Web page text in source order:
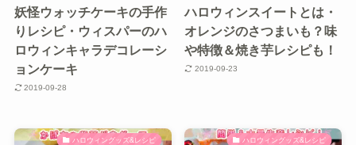
妖怪ウォッチケーキの手作
りレシピ・ウィスパーのハ
ロウィンキャラデコレーシ
ョンケーキ
2019-09-28
ハロウィンスイートとは・
オレンジのさつまいも？味
や特徴＆焼き芋レシピも！
2019-09-23
ハロウィングッズ&レシピ ハロウィングッズ&レシピ